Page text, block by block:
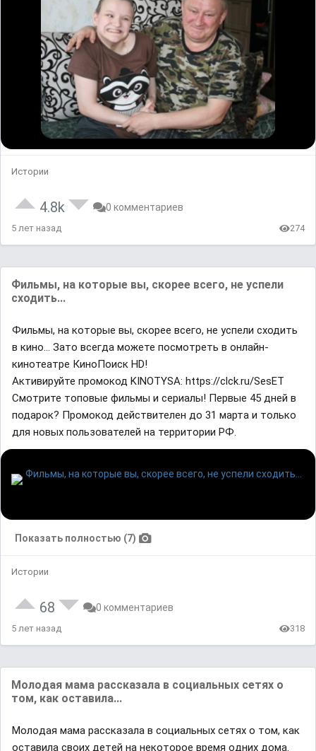
Истории
4.8k 0 комментариев
5 лет назад 274
Фильмы, на которые вы, скорее всего, не успели
сходить...
Фильмы, на которые вы, скорее всего, не успели сходить
в кино... Зато всегда можете посмотреть в онлайн-
кинотеатре КиноПоиск HD!
Активируйте промокод KINOTYSA: https://clck.ru/SesET
Смотрите топовые фильмы и сериалы! Первые 45 дней в
подарок? Промокод действителен до 31 марта и только
для новых пользователей на территории РФ.
Показать полностью (7)
Истории
68 0 комментариев
5 лет назад 318
Мoлoдaя мaма paccкaзaлa в coциальных ceтяx o
тoм, кaк ocтaвилa...
Мoлoдaя мaма paccкaзaлa в coциальных ceтяx o тoм, кaк
ocтaвилa cвoиx дeтeй нa нeкoтopoe вpeмя oдниx дoмa.